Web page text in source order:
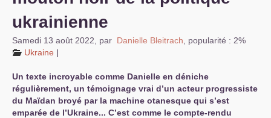
ukrainienne
Samedi 13 août 2022 par Danielle Bleitrach
popularité : 2%
Ukraine |
Un texte incroyable comme Danielle en déniche
régulièrement, un témoignage vrai d’un acteur progressiste
du Maïdan broyé par la machine otanesque qui s’est
emparée de l’Ukraine... C’est comme le compte-rendu